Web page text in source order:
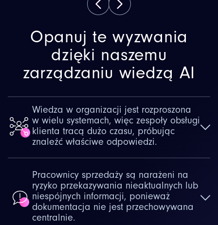
Opanuj te wyzwania
dzięki naszemu
zarządzaniu wiedzą AI
Wiedza w organizacji jest rozproszona
w wielu systemach, więc zespoły obsługi
klienta tracą dużo czasu, próbując
znaleźć właściwe odpowiedzi.
Pracownicy sprzedaży są narażeni na
ryzyko przekazywania nieaktualnych lub
niespójnych informacji, ponieważ
dokumentacja nie jest przechowywana
centralnie.